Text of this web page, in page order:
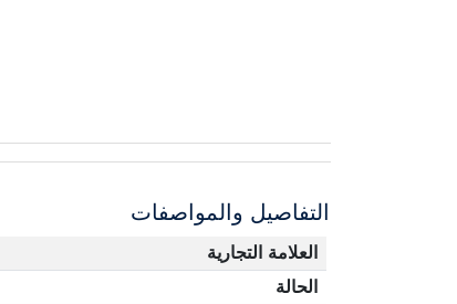
التفاصيل والمواصفات
العلامة التجارية
الحالة